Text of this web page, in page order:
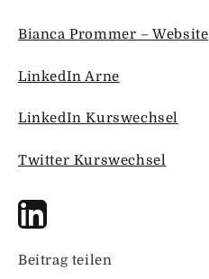
Bianca Prommer – Website
LinkedIn Arne
LinkedIn Kurswechsel
Twitter Kurswechsel
Beitrag teilen